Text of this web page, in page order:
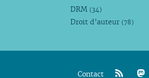
DRM (34)
Droit d’auteur (78)
Contact